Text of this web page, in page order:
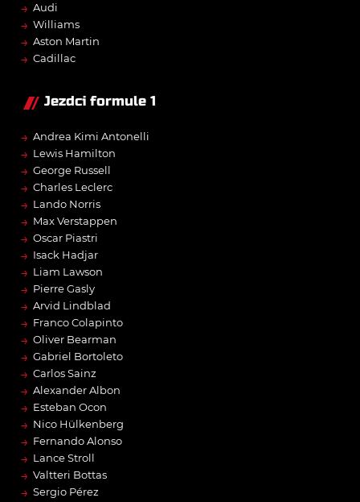
→ Audi
→ Williams
→ Aston Martin
→ Cadillac
Jezdci formule 1
→ Andrea Kimi Antonelli
→ Lewis Hamilton
→ George Russell
→ Charles Leclerc
→ Lando Norris
→ Max Verstappen
→ Oscar Piastri
→ Isack Hadjar
→ Liam Lawson
→ Pierre Gasly
→ Arvid Lindblad
→ Franco Colapinto
→ Oliver Bearman
→ Gabriel Bortoleto
→ Carlos Sainz
→ Alexander Albon
→ Esteban Ocon
→ Nico Hülkenberg
→ Fernando Alonso
→ Lance Stroll
→ Valtteri Bottas
→ Sergio Pérez